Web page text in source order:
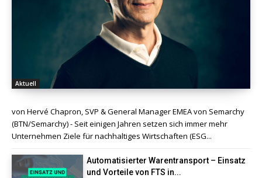
Aktuell
von Hervé Chapron, SVP & General Manager EMEA von Semarchy
(BTN/Semarchy) - Seit einigen Jahren setzen sich immer mehr
Unternehmen Ziele für nachhaltiges Wirtschaften (ESG...
Automatisierter Warentransport – Einsatz
und Vorteile von FTS in...